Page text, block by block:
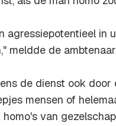
agressiepotentieel in
meldde de
de dienst ook
mensen of
van